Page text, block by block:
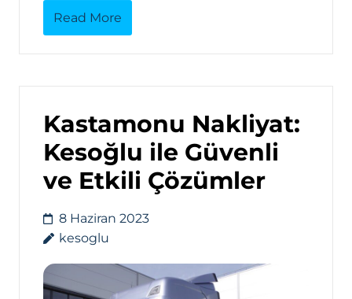
Read More
Kastamonu Nakliyat:
Kesoğlu ile Güvenli
ve Etkili Çözümler
8 Haziran 2023
kesoglu